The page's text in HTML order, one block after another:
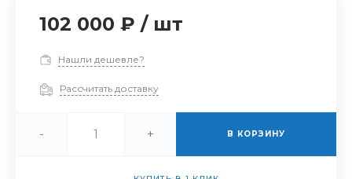
102 000 ₽ / шт
Нашли дешевле?
Рассчитать доставку
- + В КОРЗИНУ